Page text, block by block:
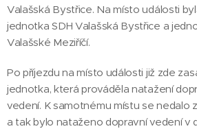
Valašská Bystřice. Na místo události
jednotka SDH Valašská Bystřice a
Valašské Meziříčí.
Po příjezdu na místo události již zde
jednotka, která prováděla natažení
vedení. K samotnému místu se nedalo
a tak bylo nataženo dopravní vedení v